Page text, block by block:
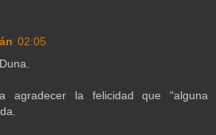
02:05
agradecer la felicidad que "alguna